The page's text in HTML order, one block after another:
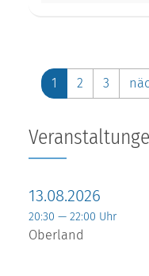
1 2 3
13.08.2026
20:30 — 22:00 Uhr
Oberland